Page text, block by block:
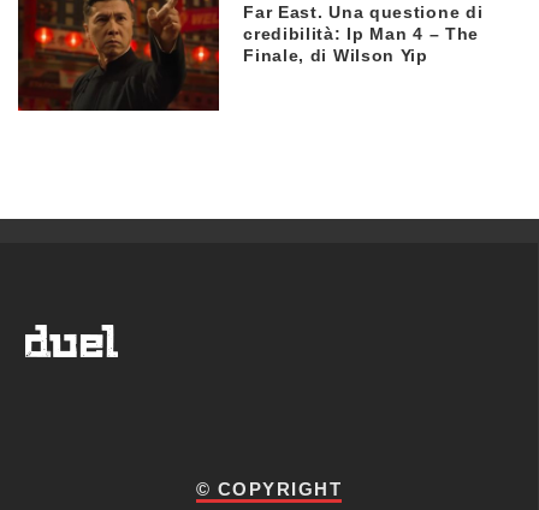
Far East. Una questione di
credibilità: Ip Man 4 – The
Finale, di Wilson Yip
© COPYRIGHT